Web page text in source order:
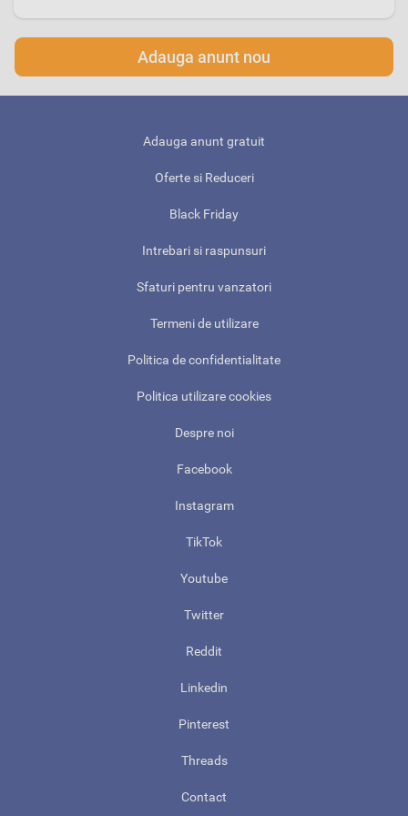
Adauga anunt nou
Adauga anunt gratuit
Oferte si Reduceri
Black Friday
Intrebari si raspunsuri
Sfaturi pentru vanzatori
Termeni de utilizare
Politica de confidentialitate
Politica utilizare cookies
Despre noi
Facebook
Instagram
TikTok
Youtube
Twitter
Reddit
Linkedin
Pinterest
Threads
Contact